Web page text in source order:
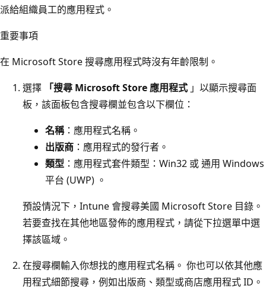
派給組織員工的應用程式。
重要事項
在 Microsoft Store 搜尋應用程式時沒有年齡限制。
選擇
「搜尋 Microsoft Store 應用程式 」以顯示搜尋面
板，該面板包含搜尋欄並包含以下欄位：
名稱：應用程式名稱。
出版商 ：應用程式的發行者。
類型 ：應用程式套件類型：Win32 或 通用 Windows
平台 (UWP) 。
預設情況下，Intune 會搜尋美國 Microsoft Store 目錄。
若要查找在其他地區發佈的應用程式，請從下拉選單中選
擇該區域。
在搜尋欄輸入你想找的應用程式名稱。 你也可以依其他應
用程式細節搜尋，例如出版商、類型或商店應用程式 ID。